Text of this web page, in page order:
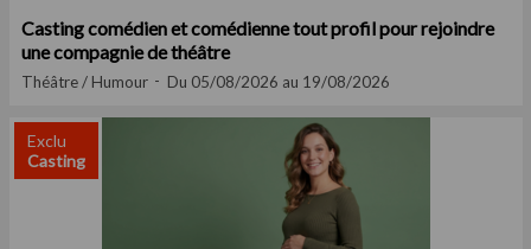
Casting comédien et comédienne tout profil pour rejoindre
une compagnie de théâtre
Théâtre / Humour Du 05/08/2026 au 19/08/2026
Exclu
Casting